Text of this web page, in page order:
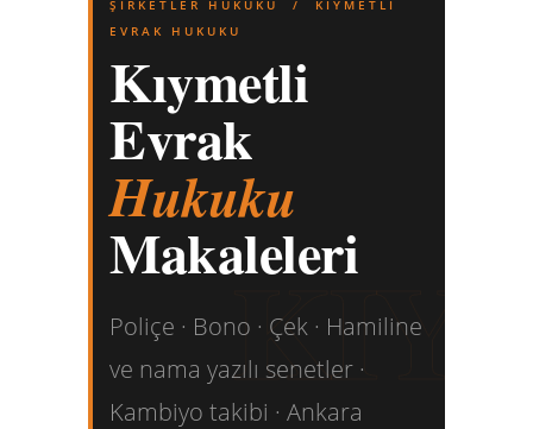
ŞIRKETLER HUKUKU
/ KIYMETLI
EVRAK HUKUKU
Kıymetli
Evrak
Hukuku
Makaleleri
Poliçe · Bono · Çek · Hamiline
ve nama yazılı senetler ·
Kambiyo takibi · Ankara